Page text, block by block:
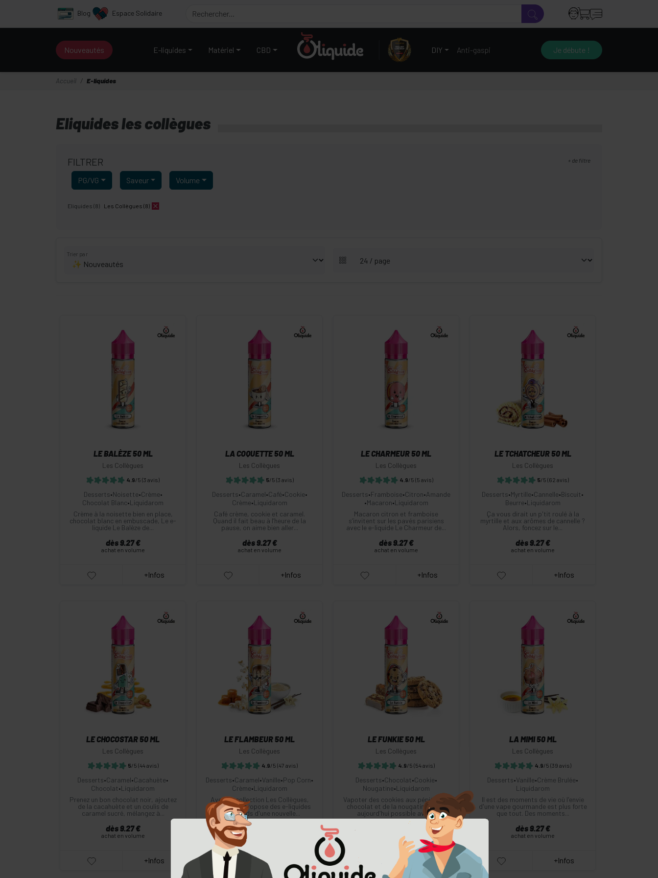
Blog Espace Solidaire
Nouveautés E-liquides Matériel CBD DIY Anti-gaspi Je débute !
Accueil E-liquides
Eliquides les collègues
FILTRER + de filtre
PG/VG Saveur Volume
Eliquides (8) Les Collègues (8)
Trier par
Commander
LE BALÈZE 50 ML
Les Collègues
4.9/5 (3 avis)
Desserts•Noisette•Crème•
Chocolat Blanc•Liquidarom
Crème à la noisette bien en place,
chocolat blanc en embuscade, Le e-
liquide Le Balèze de...
dès 9.27 €
achat en volume
+Infos
Commander
LA COQUETTE 50 ML
Les Collègues
5/5 (3 avis)
Desserts•Caramel•Café•Cookie•
Crème•Liquidarom
Café crème, cookie et caramel.
Quand il fait beau à l’heure de la
pause, on aime bien aller...
dès 9.27 €
achat en volume
+Infos
Commander
LE CHARMEUR 50 ML
Les Collègues
4.9/5 (5 avis)
Desserts•Framboise•Citron•Amande
•Macaron•Liquidarom
Macaron citron et framboise
s’invitent sur les pavés parisiens
avec le e-liquide Le Charmeur de...
dès 9.27 €
achat en volume
+Infos
Commander
LE TCHATCHEUR 50 ML
Les Collègues
5/5 (62 avis)
Desserts•Myrtille•Cannelle•Biscuit•
Beurre•Liquidarom
Ça vous dirait un p'tit roulé à la
myrtille et aux arômes de cannelle ?
Alors, foncez sur le...
dès 9.27 €
achat en volume
+Infos
Commander
LE CHOCOSTAR 50 ML
Les Collègues
5/5 (44 avis)
Desserts•Caramel•Cacahuète•
Chocolat•Liquidarom
Prenez un bon chocolat noir, ajoutez
de la cacahuète et un coulis de
caramel sucré, mélangez à...
dès 9.27 €
achat en volume
+Infos
Commander
LE FLAMBEUR 50 ML
Les Collègues
4.9/5 (47 avis)
Desserts•Caramel•Vanille•Pop Corn•
Crème•Liquidarom
Avec sa collection Les Collègues,
Liquidarom propose des e-liquides
gourmands d'une nouvelle...
dès 9.27 €
achat en volume
Commander
LE FUNKIE 50 ML
Les Collègues
4.9/5 (54 avis)
Desserts•Chocolat•Cookie•
Nougatine•Liquidarom
Vapoter des cookies aux pépites de
chocolat et de la nougatine, c'est
aujourd'hui possible avec...
achat en volume
+Infos
Commander
LA MIMI 50 ML
Les Collègues
4.9/5 (39 avis)
Desserts•Vanille•Crème Brulée•
Liquidarom
Il est des moments de vie où l'envie
d'une vape gourmande est plus forte
que tout. Des moments...
dès 9.27 €
achat en volume
+Infos
Panneau de gestion des cookies